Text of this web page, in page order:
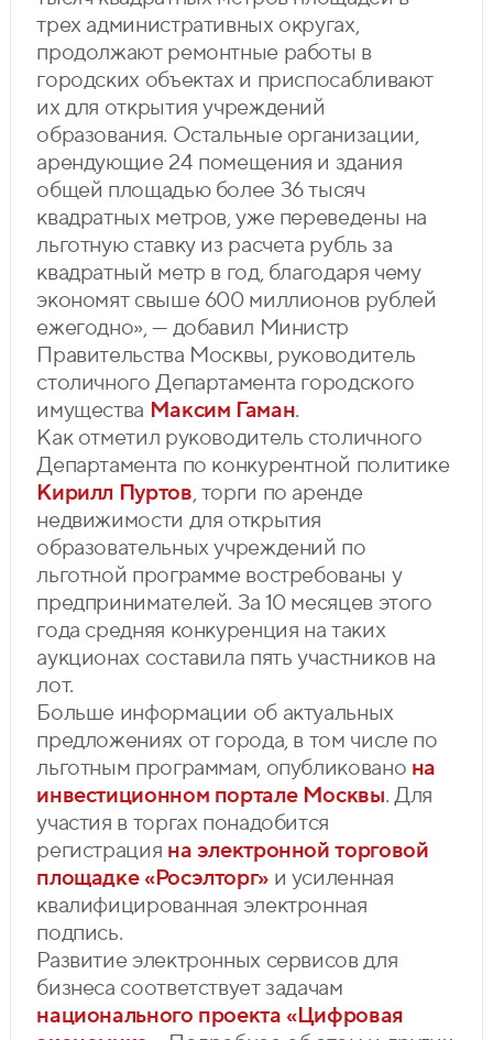
трех административных округах,
продолжают ремонтные работы в
городских объектах и приспосабливают
их для открытия учреждений
образования. Остальные организации,
арендующие 24 помещения и здания
общей площадью более 36 тысяч
квадратных метров, уже переведены на
льготную ставку из расчета рубль за
квадратный метр в год, благодаря чему
экономят свыше 600 миллионов рублей
ежегодно», — добавил Министр
Правительства Москвы, руководитель
столичного Департамента городского
имущества Максим Гаман.
Как отметил руководитель столичного
Департамента по конкурентной политике
Кирилл Пуртов, торги по аренде
недвижимости для открытия
образовательных учреждений по
льготной программе востребованы у
предпринимателей. За 10 месяцев этого
года средняя конкуренция на таких
аукционах составила пять участников на
лот.
Больше информации об актуальных
предложениях от города, в том числе по
льготным программам, опубликовано на
инвестиционном портале Москвы. Для
участия в торгах понадобится
регистрация на электронной торговой
площадке «Росэлторг»и усиленная
квалифицированная электронная
подпись.
Развитие электронных сервисов для
бизнеса соответствует задачам
национального проекта «Цифровая